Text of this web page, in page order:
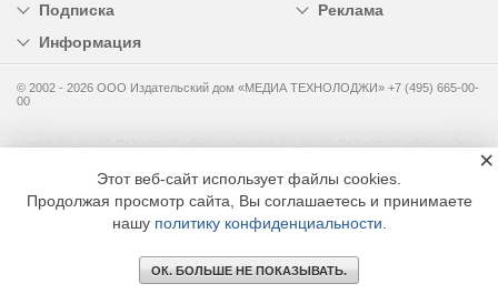
Подписка
Реклама
Информация
© 2002 - 2026 OOO Издательский дом «МЕДИА ТЕХНОЛОДЖИ» +7 (495) 665-00-
00
Этот веб-сайт использует файлы cookies.
Продолжая просмотр сайта, Вы соглашаетесь и принимаете
нашу политику конфиденциальности
ОК. БОЛЬШЕ НЕ ПОКАЗЫВАТЬ.
×